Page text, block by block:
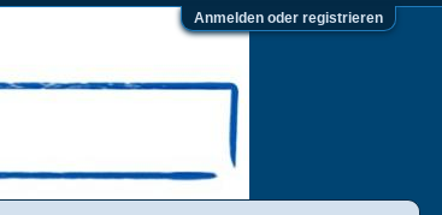
Anmelden oder registrieren